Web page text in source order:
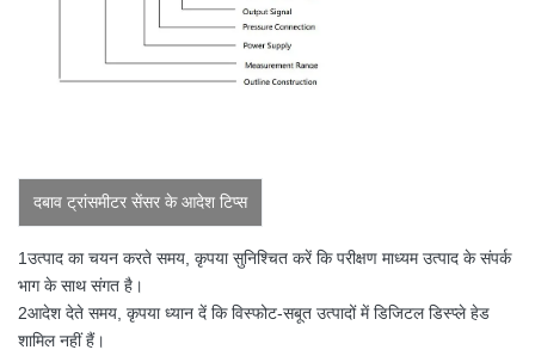
दबाव ट्रांसमीटर सेंसर के आदेश टिप्स
1उत्पाद का चयन करते समय, कृपया सुनिश्चित करें कि परीक्षण माध्यम उत्पाद के संपर्क
भाग के साथ संगत है।
2आदेश देते समय, कृपया ध्यान दें कि विस्फोट-सबूत उत्पादों में डिजिटल डिस्प्ले हेड
शामिल नहीं हैं।